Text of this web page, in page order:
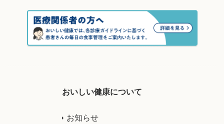
おいしい健康について
お知らせ